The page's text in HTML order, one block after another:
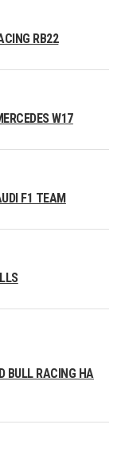
RB22
W17
F1 TEAM
RACING НА